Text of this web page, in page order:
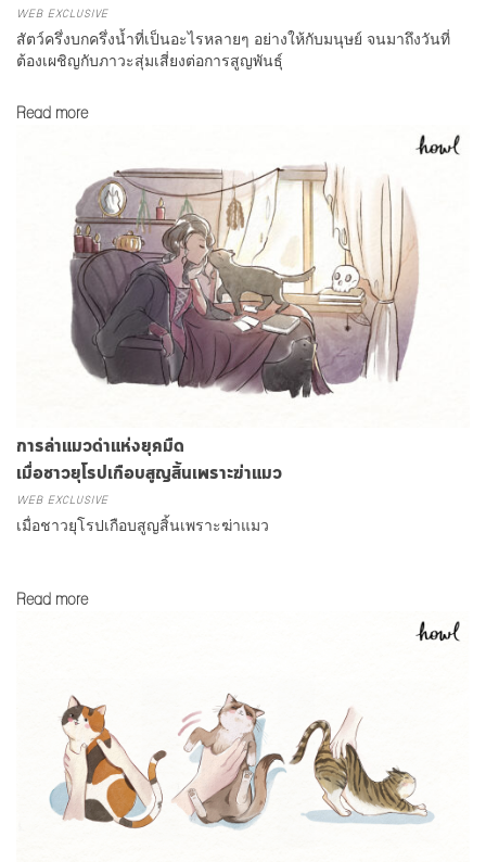
WEB EXCLUSIVE
สัตว์ครึ่งบกครึ่งน้ำที่เป็นอะไรหลายๆ อย่างให้กับมนุษย์ จนมาถึงวันที่
ต้องเผชิญกับภาวะสุ่มเสี่ยงต่อการสูญพันธุ์
Read more
การล่าแมวดำแห่งยุคมืด
เมื่อชาวยุโรปเกือบสูญสิ้นเพราะฆ่าแมว
WEB EXCLUSIVE
เมื่อชาวยุโรปเกือบสูญสิ้นเพราะฆ่าแมว
Read more